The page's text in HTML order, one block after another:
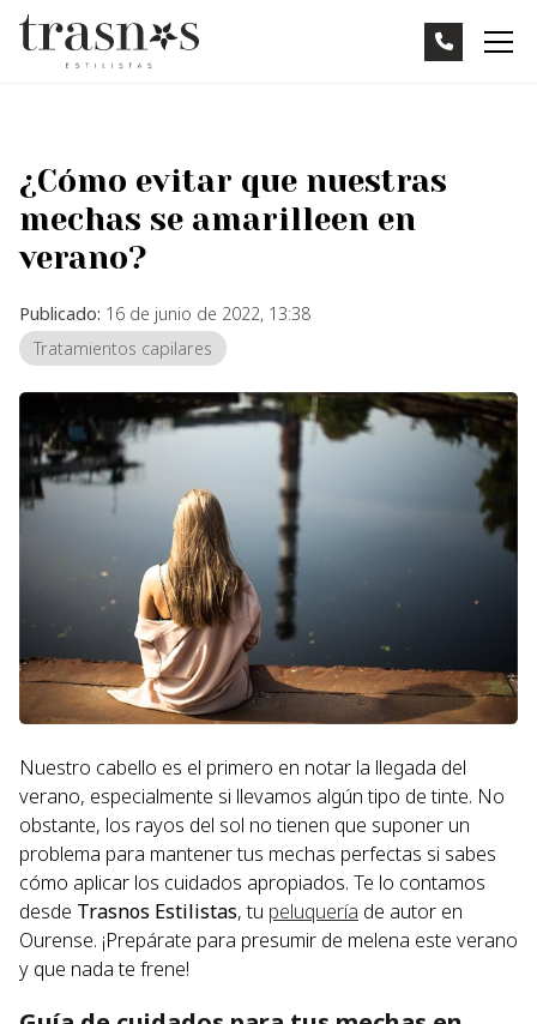
¿Cómo evitar que nuestras
mechas se amarilleen en
verano?
Publicado: 16 de junio de 2022, 13:38
Tratamientos capilares
Nuestro cabello es el primero en notar la llegada del
verano, especialmente si llevamos algún tipo de tinte. No
obstante, los rayos del sol no tienen que suponer un
problema para mantener tus mechas perfectas si sabes
cómo aplicar los cuidados apropiados. Te lo contamos
desde Trasnos Estilistas, tu peluquería de autor en
Ourense. ¡Prepárate para presumir de melena este verano
y que nada te frene!